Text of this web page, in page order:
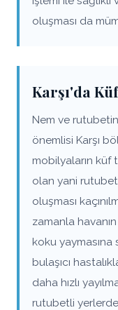
oluşması da
Karşı'da
Nem ve
önemlisi Karşı
mobilyaların küf
olan yani
oluşması
zamanla
koku
bulaşıcı
daha hızlı
rutubetli